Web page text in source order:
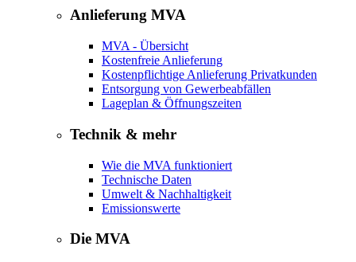
Anlieferung MVA
MVA - Übersicht
Kostenfreie Anlieferung
Kostenpflichtige Anlieferung Privatkunden
Entsorgung von Gewerbeabfällen
Lageplan & Öffnungszeiten
Technik & mehr
Wie die MVA funktioniert
Technische Daten
Umwelt & Nachhaltigkeit
Emissionswerte
Die MVA